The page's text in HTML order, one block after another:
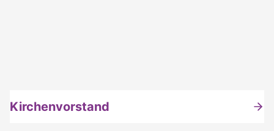
Kirchenvorstand